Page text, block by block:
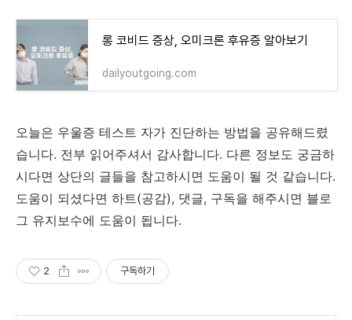
롱 코비드 증상, 오미크론 후유증 알아보기
dailyoutgoing.com
오늘은 우울증 테스트 자가 진단하는 방법을 공유해드렸
습니다. 전부 읽어주셔서 감사합니다. 다른 정보도 궁금하
시다면 상단의 글들을 참고하시면 도움이 될 것 같습니다.
도움이 되셨다면 하트(공감), 댓글, 구독을 해주시면 블로
그 유지보수에 도움이 됩니다.
2 구독하기